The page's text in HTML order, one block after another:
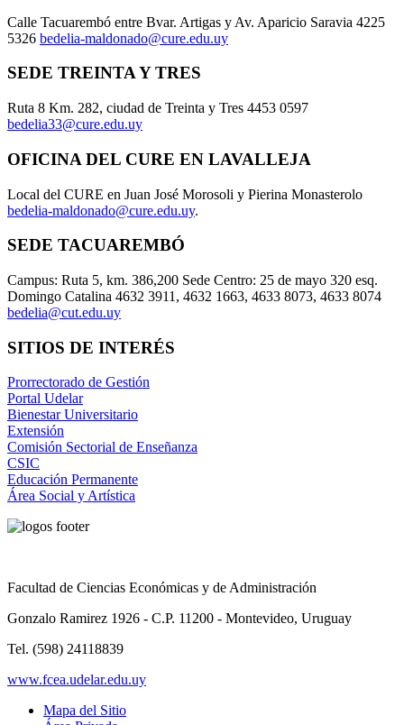
Calle Tacuarembó entre Bvar. Artigas y Av. Aparicio Saravia 4225
5326 bedelia-maldonado@cure.edu.uy
SEDE TREINTA Y TRES
Ruta 8 Km. 282, ciudad de Treinta y Tres 4453 0597
bedelia33@cure.edu.uy
OFICINA DEL CURE EN LAVALLEJA
Local del CURE en Juan José Morosoli y Pierina Monasterolo
bedelia-maldonado@cure.edu.uy.
SEDE TACUAREMBÓ
Campus: Ruta 5, km. 386,200 Sede Centro: 25 de mayo 320 esq.
Domingo Catalina 4632 3911, 4632 1663, 4633 8073, 4633 8074
bedelia@cut.edu.uy
SITIOS DE INTERÉS
Prorrectorado de Gestión
Portal Udelar
Bienestar Universitario
Extensión
Comisión Sectorial de Enseñanza
CSIC
Educación Permanente
Área Social y Artística
Facultad de Ciencias Económicas y de Administración
Gonzalo Ramirez 1926 - C.P. 11200 - Montevideo, Uruguay
Tel. (598) 24118839
www.fcea.udelar.edu.uy
Mapa del Sitio